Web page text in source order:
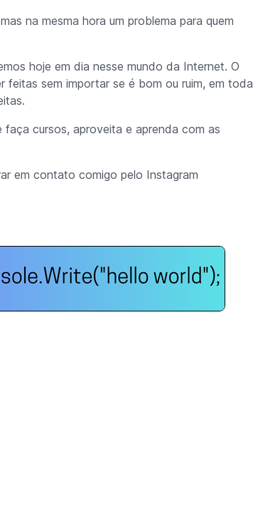
na mesma hora um problema para quem
hoje em dia nesse mundo da Internet. O
feitas sem importar se é bom ou ruim, em toda
cursos, aproveita e aprenda com as
em contato comigo pelo Instagram